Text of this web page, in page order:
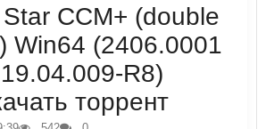
CCM+ (double
Win64 (2406.0001
R8)
торрент